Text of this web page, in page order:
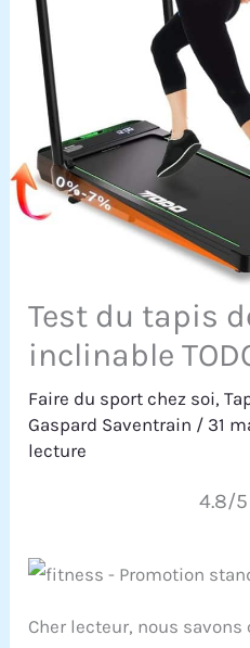
Test du tapis
inclinable
Faire du sport chez soi,
Gaspard Saventrain / 31
lecture
4.8/
Cher lecteur, nous